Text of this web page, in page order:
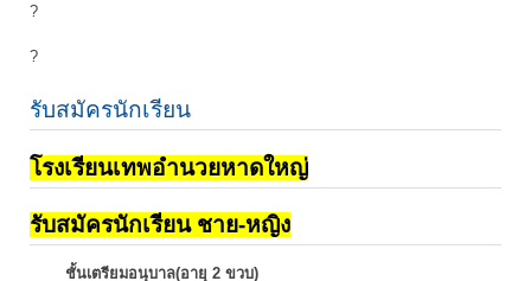
?
?
รับสมัครนักเรียน
โรงเรียนเทพอำนวยหาดใหญ่
รับสมัครนักเรียน ชาย-หญิง
ชั้นเตรียมอนุบาล(อายุ 2 ขวบ)